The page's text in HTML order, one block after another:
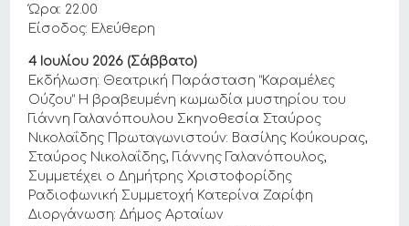
Ώρα: 22.00
Είσοδος: Ελεύθερη
4 Ιουλίου 2026 (Σάββατο)
Εκδήλωση: Θεατρική Παράσταση “Καραμέλες
Ούζου” Η βραβευμένη κωμωδία μυστηρίου του
Γιάννη Γαλανόπουλου Σκηνοθεσία Σταύρος
Νικολαΐδης Πρωταγωνιστούν: Βασίλης Κούκουρας,
Σταύρος Νικολαΐδης, Γιάννης Γαλανόπουλος,
Συμμετέχει ο Δημήτρης Χριστοφορίδης
Ραδιοφωνική Συμμετοχή Κατερίνα Ζαρίφη
Διοργάνωση: Δήμος Αρταίων